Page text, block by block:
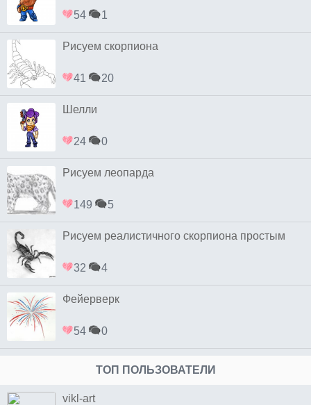
54 1
Рисуем скорпиона
41 20
Шелли
24 0
Рисуем леопарда
149 5
Рисуем реалистичного скорпиона простым
32 4
Фейерверк
54 0
ТОП ПОЛЬЗОВАТЕЛИ
vikl-art